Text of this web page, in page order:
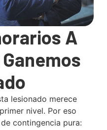
A
lesionado merece
nivel. Por eso
contingencia pura: